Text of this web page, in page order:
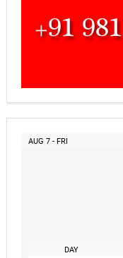
AUG 7 - FRI
DAY